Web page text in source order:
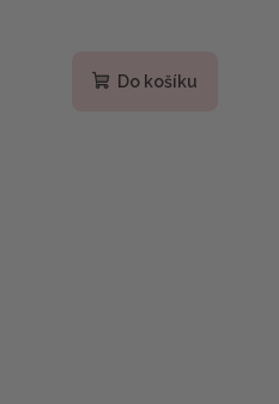
Do košíku